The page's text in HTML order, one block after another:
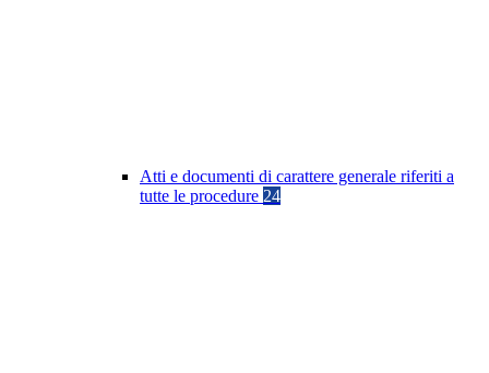
Atti e documenti di carattere generale riferiti a
tutte le procedure 24